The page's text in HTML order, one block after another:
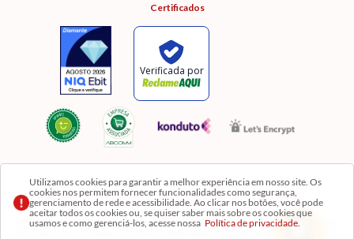
Utilizamos cookies para garantir a melhor experiência em nosso site. Os
cookies nos permitem fornecer funcionalidades como segurança,
gerenciamento de rede e acessibilidade. Ao clicar nos botões, você pode
aceitar todos os cookies ou, se quiser saber mais sobre os cookies que
usamos e como gerenciá-los, acesse nossa Política de privacidade.
Certificados
Razão Social: Comercial Luzia Meire de Gêneros Alimentícios LTDA | CNPJ:
08.991.182/0001-11
Os preços, produtos e quantidades da Loja Virtual não se aplicam aos da Loja Física. Na Loja